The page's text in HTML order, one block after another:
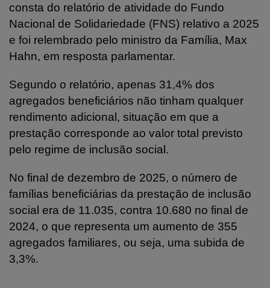
consta do relatório de atividade do Fundo
Nacional de Solidariedade (FNS) relativo a 2025
e foi relembrado pelo ministro da Família, Max
Hahn, em resposta parlamentar.
Segundo o relatório, apenas 31,4% dos
agregados beneficiários não tinham qualquer
rendimento adicional, situação em que a
prestação corresponde ao valor total previsto
pelo regime de inclusão social.
No final de dezembro de 2025, o número de
famílias beneficiárias da prestação de inclusão
social era de 11.035, contra 10.680 no final de
2024, o que representa um aumento de 355
agregados familiares, ou seja, uma subida de
3,3%.